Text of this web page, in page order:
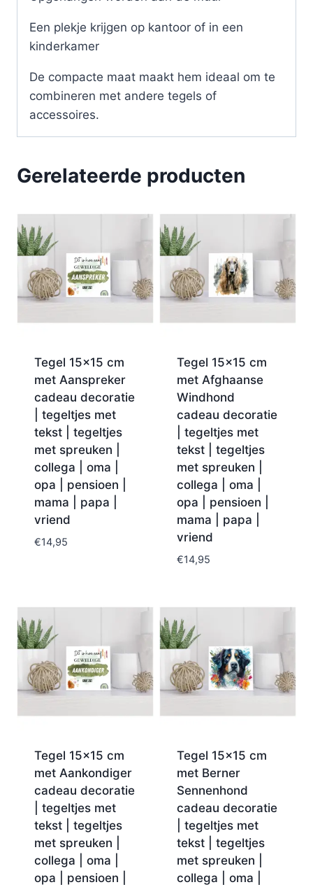
Een plekje krijgen op kantoor of in een
kinderkamer
De compacte maat maakt hem ideaal om te
combineren met andere tegels of
accessoires.
Gerelateerde producten
Tegel 15×15 cm
met Aanspreker
cadeau decoratie
| tegeltjes met
tekst | tegeltjes
met spreuken |
collega | oma |
opa | pensioen |
mama | papa |
vriend
€14,95
Tegel 15×15 cm
met Afghaanse
Windhond
cadeau decoratie
| tegeltjes met
tekst | tegeltjes
met spreuken |
collega | oma |
opa | pensioen |
mama | papa |
vriend
€14,95
Tegel 15×15 cm
met Aankondiger
cadeau decoratie
| tegeltjes met
tekst | tegeltjes
met spreuken |
collega | oma |
opa | pensioen |
Tegel 15×15 cm
met Berner
Sennenhond
cadeau decoratie
| tegeltjes met
tekst | tegeltjes
met spreuken |
collega | oma |